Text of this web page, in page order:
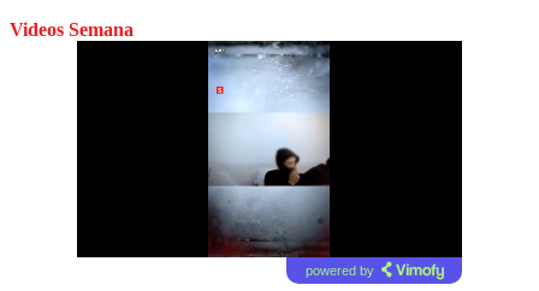
Videos Semana
powered by